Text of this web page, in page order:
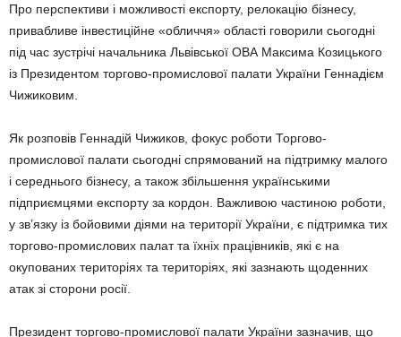
Про перспективи і можливості експорту, релокацію бізнесу,
привабливе інвестиційне «обличчя» області говорили сьогодні
під час зустрічі начальника Львівської ОВА Максима Козицького
із Президентом торгово-промислової палати України Геннадієм
Чижиковим.
Як розповів Геннадій Чижиков, фокус роботи Торгово-
промислової палати сьогодні спрямований на підтримку малого
і середнього бізнесу, а також збільшення українськими
підприємцями експорту за кордон. Важливою частиною роботи,
у зв’язку із бойовими діями на території України, є підтримка тих
торгово-промислових палат та їхніх працівників, які є на
окупованих територіях та територіях, які зазнають щоденних
атак зі сторони росії.
Президент торгово-промислової палати України зазначив, що